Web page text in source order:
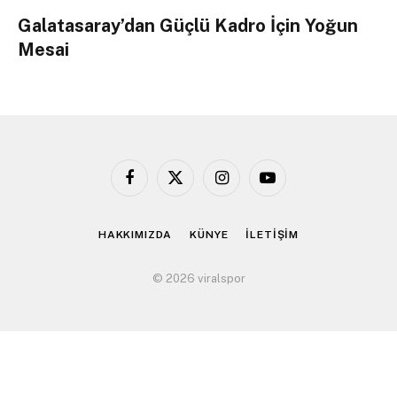
Galatasaray’dan Güçlü Kadro İçin Yoğun
Mesai
Facebook
X
InstagramYouTube
HAKKIMIZDA KÜNYE İLETİŞİM
© 2026 viralspor